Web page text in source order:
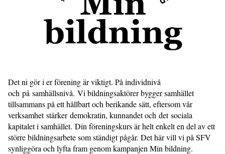
Det ni gör i er förening är viktigt. På individnivå
och på samhällsnivå. Vi bildningsaktörer bygger samhället
tillsammans på ett hållbart och berikande sätt, eftersom vår
verksamhet stärker demokratin, kunnandet och det sociala
kapitalet i samhället. Din föreningskurs är helt enkelt en del av ett
större bildningsarbete som ständigt pågår. Det här vill vi på SFV
synliggöra och lyfta fram genom kampanjen Min bildning.